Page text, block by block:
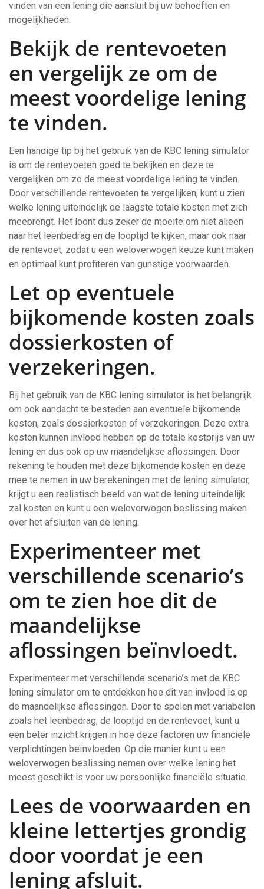
vinden van een lening die aansluit bij uw behoeften en
mogelijkheden.
Bekijk de rentevoeten
en vergelijk ze om de
meest voordelige lening
te vinden.
Een handige tip bij het gebruik van de KBC lening simulator
is om de rentevoeten goed te bekijken en deze te
vergelijken om zo de meest voordelige lening te vinden.
Door verschillende rentevoeten te vergelijken, kunt u zien
welke lening uiteindelijk de laagste totale kosten met zich
meebrengt. Het loont dus zeker de moeite om niet alleen
naar het leenbedrag en de looptijd te kijken, maar ook naar
de rentevoet, zodat u een weloverwogen keuze kunt maken
en optimaal kunt profiteren van gunstige voorwaarden.
Let op eventuele
bijkomende kosten zoals
dossierkosten of
verzekeringen.
Bij het gebruik van de KBC lening simulator is het belangrijk
om ook aandacht te besteden aan eventuele bijkomende
kosten, zoals dossierkosten of verzekeringen. Deze extra
kosten kunnen invloed hebben op de totale kostprijs van uw
lening en dus ook op uw maandelijkse aflossingen. Door
rekening te houden met deze bijkomende kosten en deze
mee te nemen in uw berekeningen met de lening simulator,
krijgt u een realistisch beeld van wat de lening uiteindelijk
zal kosten en kunt u een weloverwogen beslissing maken
over het afsluiten van de lening.
Experimenteer met
verschillende scenario’s
om te zien hoe dit de
maandelijkse
aflossingen beïnvloedt.
Experimenteer met verschillende scenario’s met de KBC
lening simulator om te ontdekken hoe dit van invloed is op
de maandelijkse aflossingen. Door te spelen met variabelen
zoals het leenbedrag, de looptijd en de rentevoet, kunt u
een beter inzicht krijgen in hoe deze factoren uw financiële
verplichtingen beïnvloeden. Op die manier kunt u een
weloverwogen beslissing nemen over welke lening het
meest geschikt is voor uw persoonlijke financiële situatie.
Lees de voorwaarden en
kleine lettertjes grondig
door voordat je een
lening afsluit.